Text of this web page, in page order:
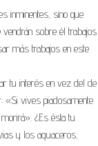
inminentes, sino que
sobre él trabajos
más trabajos en este
tu interés en vez del de
«Si vives piadosamente
¿Es ésta tu
y los aguaceros,